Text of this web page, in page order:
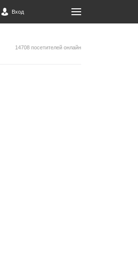
Вход
14708 посетителей онлайн